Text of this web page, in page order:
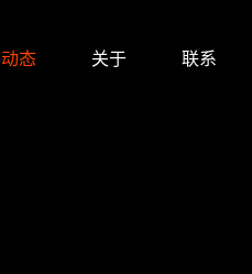
动态 关于 联系